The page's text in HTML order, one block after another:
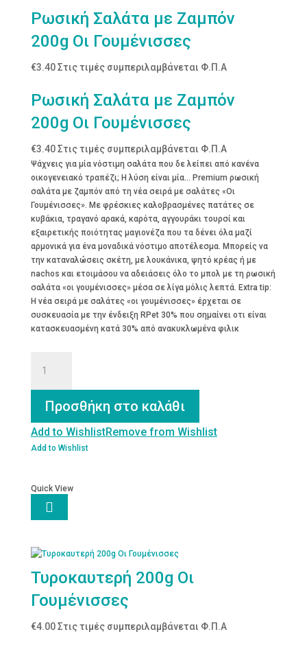
Ρωσική Σαλάτα με Ζαμπόν
200g Οι Γουμένισσες
€3.40 Στις τιμές συμπεριλαμβάνεται Φ.Π.Α
Ρωσική Σαλάτα με Ζαμπόν
200g Οι Γουμένισσες
€3.40 Στις τιμές συμπεριλαμβάνεται Φ.Π.Α
Ψάχνεις για μία νόστιμη σαλάτα που δε λείπει από κανένα
οικογενειακό τραπέζι; Η λύση είναι μία… Premium ρωσική
σαλάτα με ζαμπόν από τη νέα σειρά με σαλάτες «Οι
Γουμένισσες». Με φρέσκιες καλοβρασμένες πατάτες σε
κυβάκια, τραγανό αρακά, καρότα, αγγουράκι τουρσί και
εξαιρετικής ποιότητας μαγιονέζα που τα δένει όλα μαζί
αρμονικά για ένα μοναδικά νόστιμο αποτέλεσμα. Μπορείς να
την καταναλώσεις σκέτη, με λουκάνικα, ψητό κρέας ή με
nachos και ετοιμάσου να αδειάσεις όλο το μπολ με τη ρωσική
σαλάτα «οι γουμένισσες» μέσα σε λίγα μόλις λεπτά. Extra tip:
Η νέα σειρά με σαλάτες «οι γουμένισσες» έρχεται σε
συσκευασία με την ένδειξη RPet 30% που σημαίνει οτι είναι
κατασκευασμένη κατά 30% από ανακυκλωμένα φιλικ
Σαλάτα
Ζαμπόν
200g
Οι
Προσθήκη στο καλάθι
Add to WishlistRemove from Wishlist
Add to Wishlist
Quick View

Τυροκαυτερή 200g Οι
Γουμένισσες
€4.00 Στις τιμές συμπεριλαμβάνεται Φ.Π.Α